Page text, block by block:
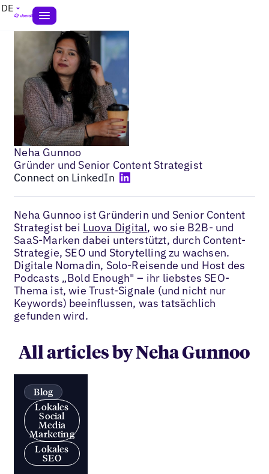
DE
Neha Gunnoo
Gründer und Senior Content Strategist
Connect on LinkedIn
Neha Gunnoo ist Gründerin und Senior Content
Strategist bei Luova Digital, wo sie B2B- und
SaaS-Marken dabei unterstützt, durch Content-
Strategie, SEO und Storytelling zu wachsen.
Digitale Nomadin, Solo-Reisende und Host des
Podcasts „Bold Enough" – ihr liebstes SEO-
Thema ist, wie Trust-Signale (und nicht nur
Keywords) beeinflussen, was tatsächlich
gefunden wird.
All articles by Neha Gunnoo
Blog
Lokales
Social
Media
Marketing
Lokales
SEO